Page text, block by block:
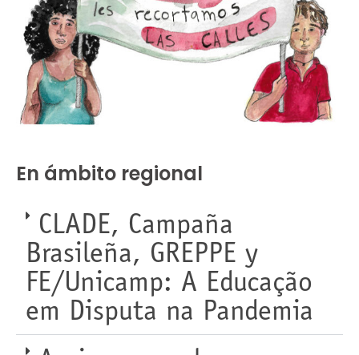
En ámbito regional
CLADE, Campaña
Brasileña, GREPPE y
FE/Unicamp: A Educação
em Disputa na Pandemia